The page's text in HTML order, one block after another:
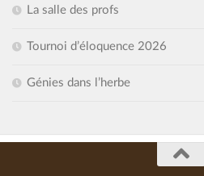
La salle des profs
Tournoi d’éloquence 2026
Génies dans l’herbe